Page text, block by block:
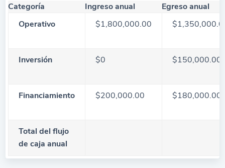
Categoría Ingreso anual
Egreso anual
Operativo
$1,800,000.00
Inversión $0 $150,000.00
Financiamiento $200,000.00 $180,000.00
Total del flujo
de caja anual